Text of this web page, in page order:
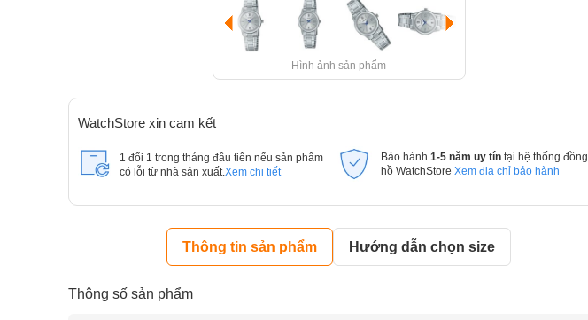
Hình ảnh sản phẩm
WatchStore xin cam kết
1 đổi 1 trong tháng đầu tiên nếu sản phẩm
có lỗi từ nhà sản xuất. Xem chi tiết
Bảo hành 1-5 năm uy tín tại hệ thống đồng
hồ WatchStore Xem địa chỉ bảo hành
Thông tin sản phẩm Hướng dẫn chọn size
Thông số sản phẩm